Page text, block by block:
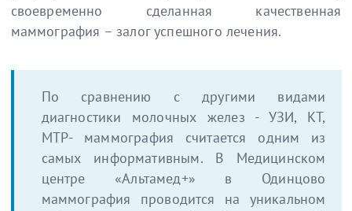
своевременно сделанная качественная
маммография – залог успешного лечения.
По сравнению с другими видами
диагностики молочных желез - УЗИ, КТ,
МТР- маммография считается одним из
самых информативным. В Медицинском
центре «Альтамед+» в Одинцово
маммография проводится на уникальном